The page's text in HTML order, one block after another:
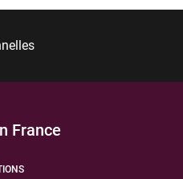
France